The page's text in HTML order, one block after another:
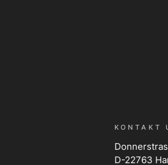
KONTAKT
D-22763